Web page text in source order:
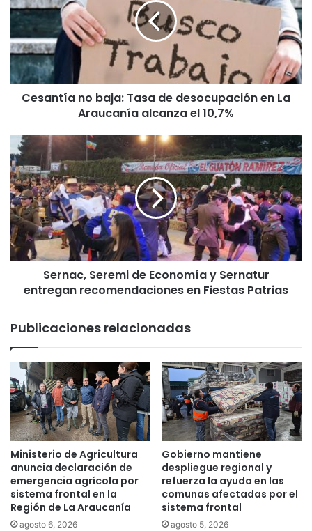
a
t
í
a
n
a
:
T
a
s
a
d
e
c
u
p
a
c
i
ó
n
L
a
A
r
Cesantía no baja: Tasa de desocupación en La
Araucanía alcanza el 10,7%
e
r
n
a
c
,
S
e
d
e
E
c
o
n
o
m
í
a
y
S
e
r
Sernac, Seremi de Economía y Sernatur
entregan recomendaciones en Fiestas Patrias
Publicaciones relacionadas
Ministerio de Agricultura
anuncia declaración de
emergencia agrícola por
sistema frontal en la
Región de La Araucanía
agosto 6, 2026
Gobierno mantiene
despliegue regional y
refuerza la ayuda en las
comunas afectadas por el
sistema frontal
agosto 5, 2026